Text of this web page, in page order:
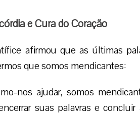
e Cura do Coração
afirmou que as últimas
que somos mendicantes:
nos ajudar, somos
suas palavras e